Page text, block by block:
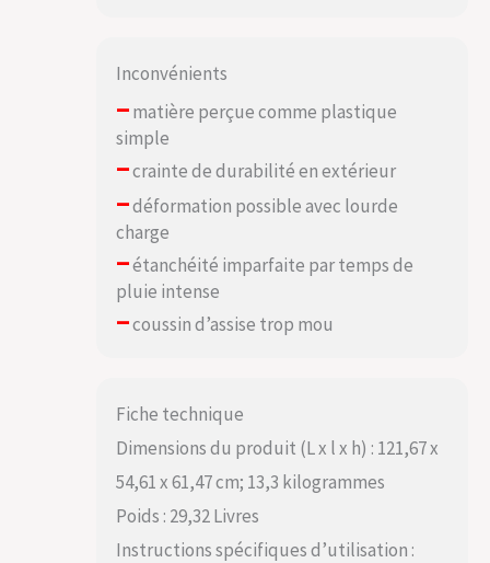
Inconvénients
–matière perçue comme plastique
simple
–crainte de durabilité en extérieur
–déformation possible avec lourde
charge
–étanchéité imparfaite par temps de
pluie intense
–coussin d’assise trop mou
Fiche technique
Dimensions du produit (L x l x h) : 121,67 x
54,61 x 61,47 cm; 13,3 kilogrammes
Poids : 29,32 Livres
Instructions spécifiques d’utilisation :